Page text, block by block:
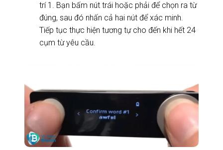
trí 1. Bạn bấm nút trái hoặc phải để chọn ra từ
đúng, sau đó nhấn cả hai nút để xác minh.
Tiếp tục thực hiện tương tự cho đến khi hết 24
cụm từ yêu cầu.